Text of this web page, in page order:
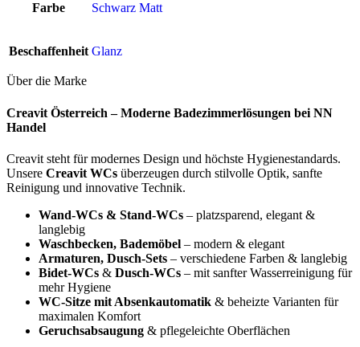
Farbe Schwarz Matt
Beschaffenheit Glanz
Über die Marke
Creavit Österreich – Moderne Badezimmerlösungen bei NN
Handel
Creavit steht für modernes Design und höchste Hygienestandards.
Unsere Creavit WCs überzeugen durch stilvolle Optik, sanfte
Reinigung und innovative Technik.
Wand-WCs & Stand-WCs – platzsparend, elegant &
langlebig
Waschbecken, Bademöbel – modern & elegant
Armaturen, Dusch-Sets – verschiedene Farben & langlebig
Bidet-WCs & Dusch-WCs – mit sanfter Wasserreinigung für
mehr Hygiene
WC-Sitze mit Absenkautomatik & beheizte Varianten für
maximalen Komfort
Geruchsabsaugung & pflegeleichte Oberflächen